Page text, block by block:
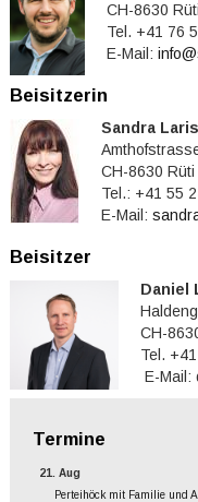
CH-8630 Rüti
Tel. +41 76
E-Mail:
Beisitzerin
Sandra
CH-8630 Rüti
Tel.: +41 55
E-Mail:
Beisitzer
Daniel
CH-
Tel.
E-Mail:
Termine
21. Aug
Perteihöck mit Familie und